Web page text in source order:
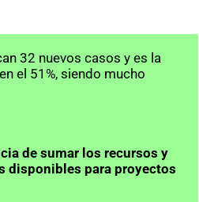
32 nuevos casos y es la
el 51%, siendo mucho
de sumar los recursos y
disponibles para proyectos